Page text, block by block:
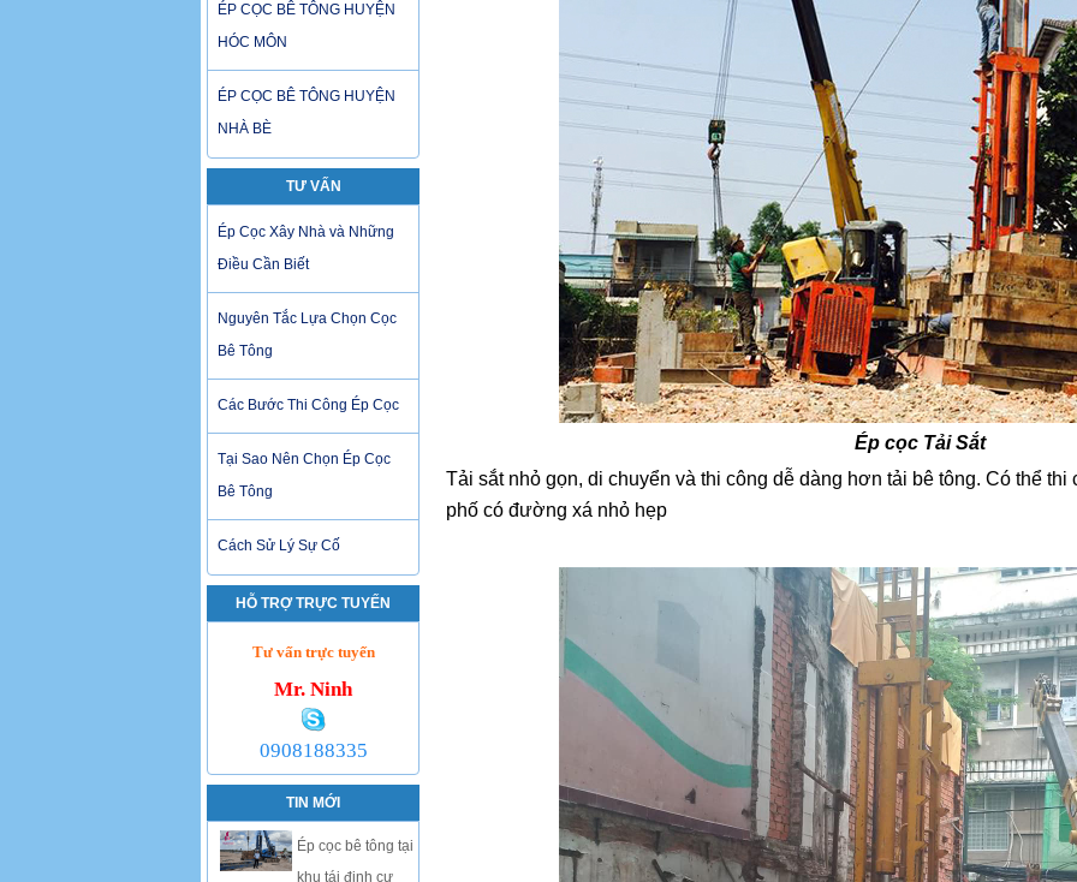
ÉP CỌC BÊ TÔNG HUYỆN
HÓC MÔN
ÉP CỌC BÊ TÔNG HUYỆN
NHÀ BÈ
TƯ VẤN
Ép Cọc Xây Nhà và Những
Điều Cần Biết
Nguyên Tắc Lựa Chọn Cọc
Bê Tông
Các Bước Thi Công Ép Cọc
Tại Sao Nên Chọn Ép Cọc
Bê Tông
Cách Sử Lý Sự Cố
HỖ TRỢ TRỰC TUYẾN
Tư vấn trực tuyến
Mr. Ninh
0908188335
TIN MỚI
Ép cọc bê tông tại
khu tái định cư
Ép cọc Tải Sắt
Tải sắt nhỏ gọn, di chuyển và thi công dễ dàng hơn tải bê tông. Có thể thi
phố có đường xá nhỏ hẹp